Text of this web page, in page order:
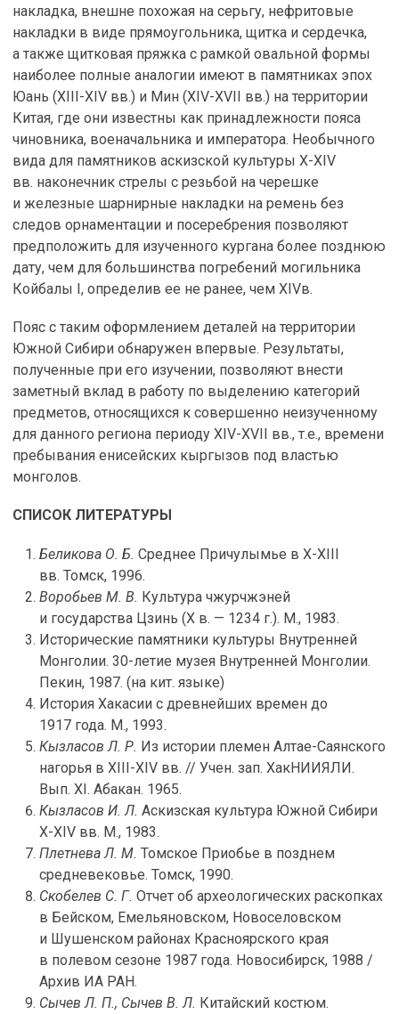
накладка, внешне похожая на серьгу, нефритовые
накладки в виде прямоугольника, щитка и сердечка,
а также щитковая пряжка с рамкой овальной формы
наиболее полные аналогии имеют в памятниках эпох
Юань (XIII-XIV вв.) и Мин (XIV-XVII вв.) на территории
Китая, где они известны как принадлежности пояса
чиновника, военачальника и императора. Необычного
вида для памятников аскизской культуры X-XIV
вв. наконечник стрелы с резьбой на черешке
и железные шарнирные накладки на ремень без
следов орнаментации и посеребрения позволяют
предположить для изученного кургана более позднюю
дату, чем для большинства погребений могильника
Койбалы I, определив ее не ранее, чем XIVв.
Пояс с таким оформлением деталей на территории
Южной Сибири обнаружен впервые. Результаты,
полученные при его изучении, позволяют внести
заметный вклад в работу по выделению категорий
предметов, относящихся к совершенно неизученному
для данного региона периоду XIV-XVII вв., т.е., времени
пребывания енисейских кыргызов под властью
монголов.
СПИСОК ЛИТЕРАТУРЫ
Беликова О. Б. Среднее Причулымье в X-XIII
вв. Томск, 1996.
Воробьев М. В. Культура чжурчжэней
и государства Цзинь (Х в. — 1234 г.). М., 1983.
Исторические памятники культуры Внутренней
Монголии. 30-летие музея Внутренней Монголии.
Пекин, 1987. (на кит. языке)
История Хакасии с древнейших времен до
1917 года. М., 1993.
Кызласов Л. Р. Из истории племен Алтае-Саянского
нагорья в ХIII-ХIV вв. // Учен. зап. ХакНИИЯЛИ.
Вып. ХI. Абакан. 1965.
Кызласов И. Л. Аскизская культура Южной Сибири
X-XIV вв. М., 1983.
Плетнева Л. М. Томское Приобье в позднем
средневековье. Томск, 1990.
Скобелев С. Г. Отчет об археологических раскопках
в Бейском, Емельяновском, Новоселовском
и Шушенском районах Красноярского края
в полевом сезоне 1987 года. Новосибирск, 1988 /
Архив ИА РАН.
Сычев Л. П., Сычев В. Л. Китайский костюм.